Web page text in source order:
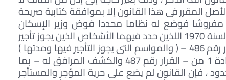
المقرر فى هذا القانون إلا بموافقة كتابية صريحة
مفروشا فوضع له نظاما محددا فوض وزير الإسكان
والمرافق فى تقريره فأصدر قراريه رقمى 486 و 487 لسنة 1970 اللذين حدد فيهما الأشخاص الذين يجوز تأجير
الوحدات السكنية المفروشة لهم – المادة أ من القرار رقم 486 – ( والمواسم التى يجوز التأجير فيها ومدتها )
المادة 3 منه – والمناطق التى يباح فيها ذلك – المادة 1 من – القرار رقم 487 والكشف المرافق له – بما
، فإن القانون لم يضع على حرية المؤجر والمستأجر